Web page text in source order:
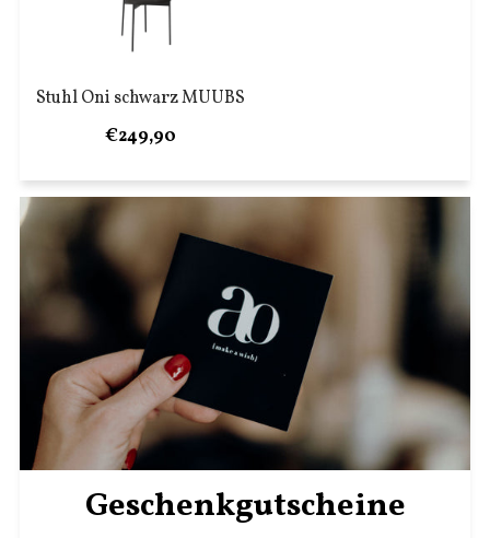
Stuhl Oni schwarz MUUBS
€249,90
Geschenkgutscheine